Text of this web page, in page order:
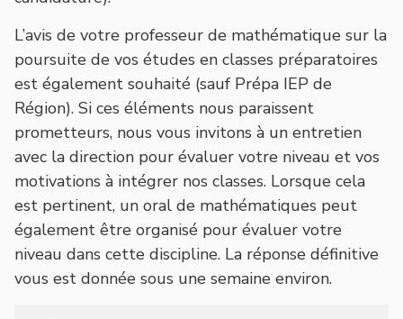
L’avis de votre professeur de mathématique sur la
poursuite de vos études en classes préparatoires
est également souhaité (sauf Prépa IEP de
Région). Si ces éléments nous paraissent
prometteurs, nous vous invitons à un entretien
avec la direction pour évaluer votre niveau et vos
motivations à intégrer nos classes. Lorsque cela
est pertinent, un oral de mathématiques peut
également être organisé pour évaluer votre
niveau dans cette discipline. La réponse définitive
vous est donnée sous une semaine environ.